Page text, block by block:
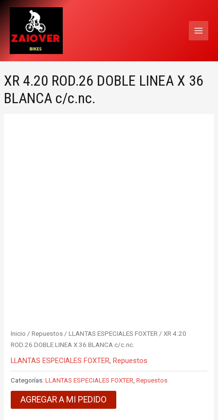
contenido
XR 4.20 ROD.26 DOBLE LINEA X 36
BLANCA c/c.nc.
Inicio /Repuestos /LLANTAS ESPECIALES FOXTER / XR 4.20
ROD.26 DOBLE LINEA X 36 BLANCA c/c.nc.
LLANTAS ESPECIALES FOXTER,Repuestos
Categorías:LLANTAS ESPECIALES FOXTER ,Repuestos
AGREGAR A MI PEDIDO